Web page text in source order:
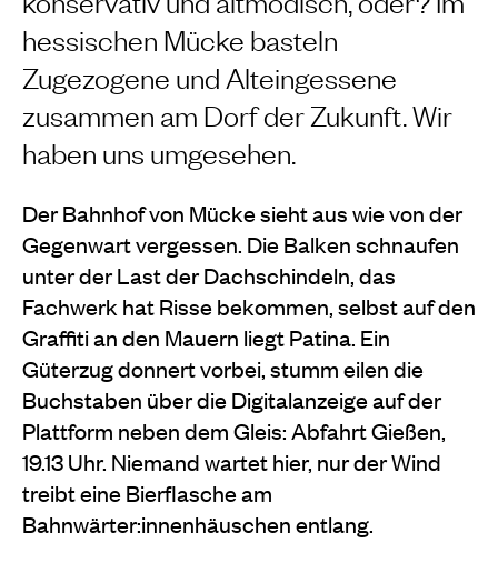
hessischen Mücke basteln
Zugezogene und Alteingessene
zusammen am Dorf der Zukunft. Wir
haben uns umgesehen.
Der Bahnhof von Mücke sieht aus wie von der
Gegenwart vergessen. Die Balken schnaufen
unter der Last der Dachschindeln, das
Fachwerk hat Risse bekommen, selbst auf den
Graffiti an den Mauern liegt Patina. Ein
Güterzug donnert vorbei, stumm eilen die
Buchstaben über die Digitalanzeige auf der
Plattform neben dem Gleis: Abfahrt Gießen,
19.13 Uhr. Niemand wartet hier, nur der Wind
treibt eine Bierflasche am
Bahnwärter:innenhäuschen entlang.